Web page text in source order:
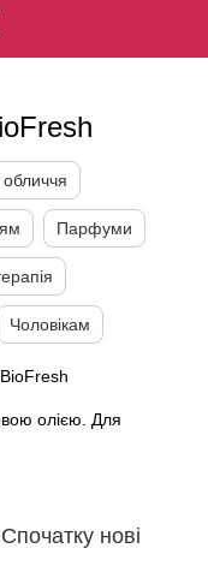
Парфуми
Чоловікам
олією. Для
Спочатку нові